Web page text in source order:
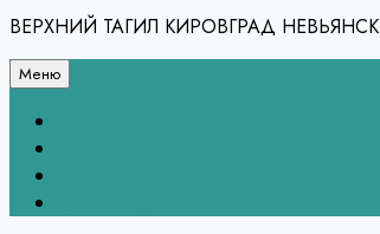
ВЕРХНИЙ ТАГИЛ КИРОВГРАД НЕВЬЯНСК
Меню